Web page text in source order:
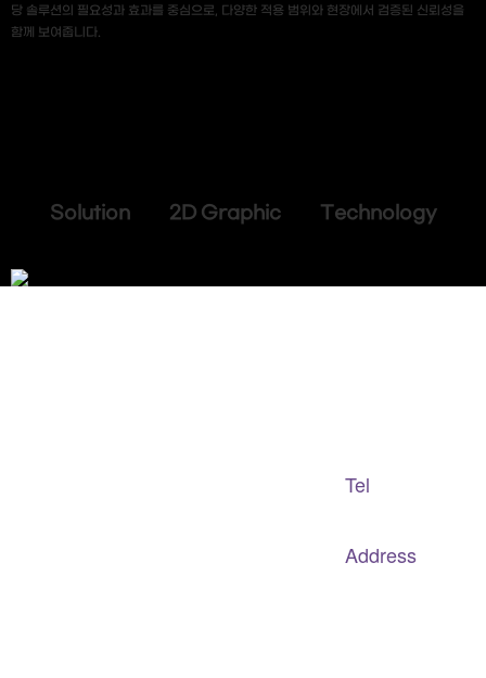
당 솔루션의 필요성과 효과를 중심으로, 다양한 적용 범위와 현장에서 검증된 신뢰성을
함께 보여줍니다.
Solution 2D Graphic Technology
Tel
Address